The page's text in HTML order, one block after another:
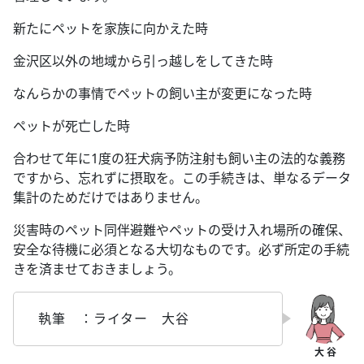
新たにペットを家族に向かえた時
金沢区以外の地域から引っ越しをしてきた時
なんらかの事情でペットの飼い主が変更になった時
ペットが死亡した時
合わせて年に1度の狂犬病予防注射も飼い主の法的な義務
ですから、忘れずに摂取を。この手続きは、単なるデータ
集計のためだけではありません。
災害時のペット同伴避難やペットの受け入れ場所の確保、
安全な待機に必須となる大切なものです。必ず所定の手続
きを済ませておきましょう。
執筆 ：ライター 大谷